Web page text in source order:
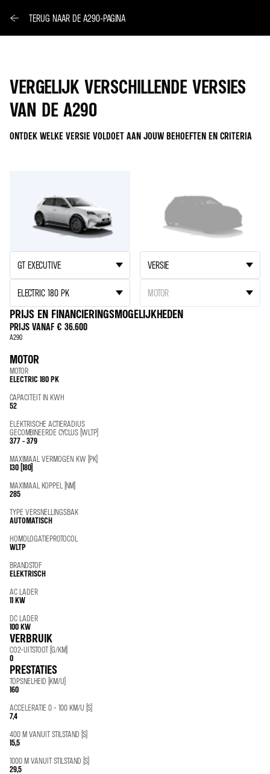
TERUG NAAR DE A290-PAGINA
VERGELIJK VERSCHILLENDE VERSIES
VAN DE A290
ONTDEK WELKE VERSIE VOLDOET AAN JOUW BEHOEFTEN EN CRITERIA
PRIJS EN FINANCIERINGSMOGELIJKHEDEN
PRIJS VANAF € 36.600
A290
MOTOR
MOTOR
ELECTRIC 180 PK
CAPACITEIT IN KWH
52
ELEKTRISCHE ACTIERADIUS
GECOMBINEERDE CYCLUS (WLTP)
377 - 379
MAXIMAAL VERMOGEN KW (PK)
130 (180)
MAXIMAAL KOPPEL (NM)
285
TYPE VERSNELLINGSBAK
AUTOMATISCH
HOMOLOGATIEPROTOCOL
WLTP
BRANDSTOF
ELEKTRISCH
AC LADER
11 KW
DC LADER
100 KW
VERBRUIK
CO2-UITSTOOT (G/KM)
0
PRESTATIES
TOPSNELHEID (KM/U)
160
ACCELERATIE 0 - 100 KM/U (S)
7,4
400 M VANUIT STILSTAND (S)
15,5
1000 M VANUIT STILSTAND (S)
29,5